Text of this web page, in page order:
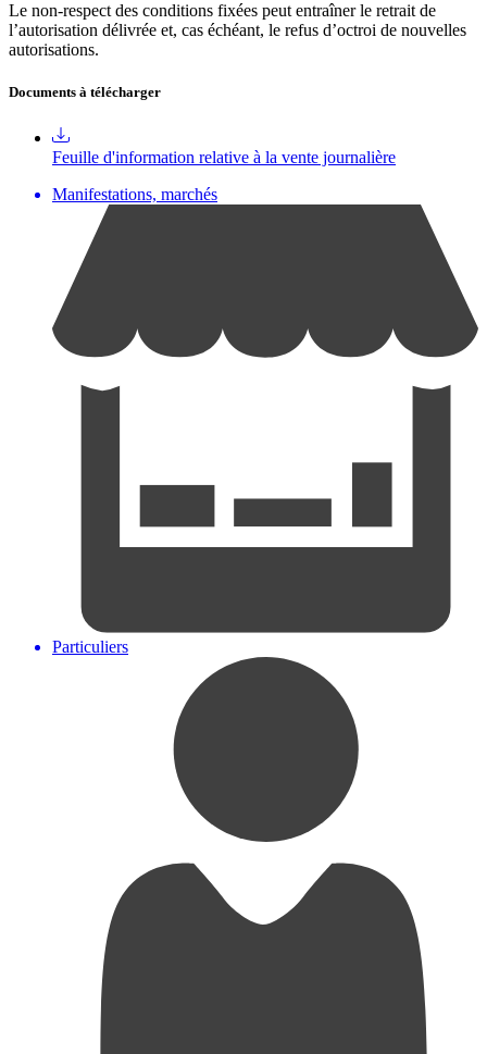
Le non-respect des conditions fixées peut entraîner le retrait de
l’autorisation délivrée et, cas échéant, le refus d’octroi de nouvelles
autorisations.
Documents à télécharger
Feuille d'information relative à la vente journalière
Manifestations, marchés
Particuliers